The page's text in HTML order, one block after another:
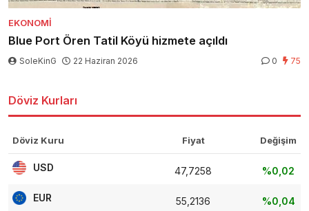
EKONOMI
Blue Port Ören Tatil Köyü hizmete açıldı
SoleKinG 22 Haziran 2026 0 75
Döviz Kurları
Döviz Kuru Fiyat Değişim
USD 47,7258 %0,02
EUR 55,2136 %0,04